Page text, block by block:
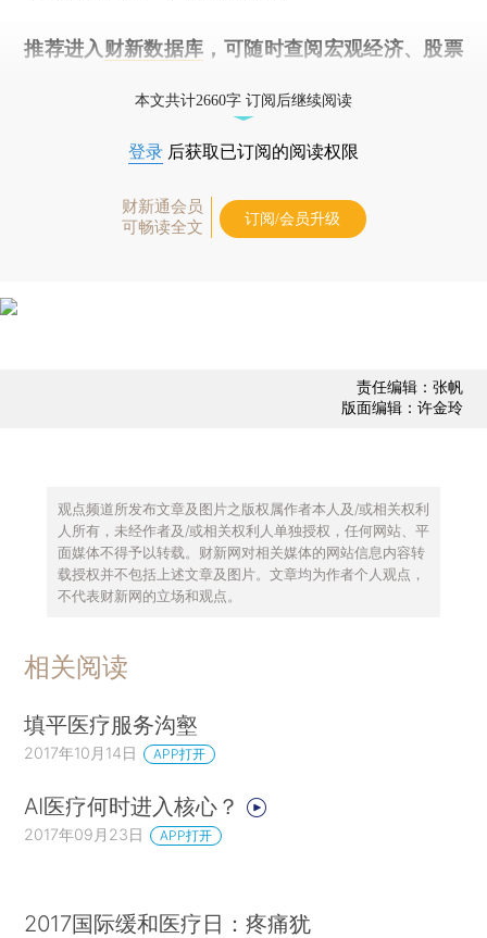
推荐进入 财新数据库 ，可随时查阅宏观经济、股票
本文共计2660字 订阅后继续阅读
登录 后获取已订阅的阅读权限
财新通会员
可畅读全文
订阅/会员升级
责任编辑：张帆
版面编辑：许金玲
观点频道所发布文章及图片之版权属作者本人及/或相关权利
人所有，未经作者及/或相关权利人单独授权，任何网站、平
面媒体不得予以转载。财新网对相关媒体的网站信息内容转
载授权并不包括上述文章及图片。文章均为作者个人观点，
不代表财新网的立场和观点。
相关阅读
填平医疗服务沟壑
2017年10月14日 APP打开
AI医疗何时进入核心？
2017年09月23日 APP打开
2017国际缓和医疗日：疼痛犹